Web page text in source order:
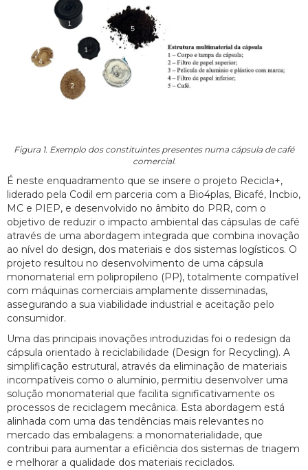
Figura 1. Exemplo dos constituintes presentes numa cápsula de café
comercial.
É neste enquadramento que se insere o projeto Recicla+,
liderado pela Codil em parceria com a Bio4plas, Bicafé, Incbio,
MC e PIEP, e desenvolvido no âmbito do PRR, com o
objetivo de reduzir o impacto ambiental das cápsulas de café
através de uma abordagem integrada que combina inovação
ao nível do design, dos materiais e dos sistemas logísticos. O
projeto resultou no desenvolvimento de uma cápsula
monomaterial em polipropileno (PP), totalmente compatível
com máquinas comerciais amplamente disseminadas,
assegurando a sua viabilidade industrial e aceitação pelo
consumidor.
Uma das principais inovações introduzidas foi o redesign da
cápsula orientado à reciclabilidade (Design for Recycling). A
simplificação estrutural, através da eliminação de materiais
incompatíveis como o alumínio, permitiu desenvolver uma
solução monomaterial que facilita significativamente os
processos de reciclagem mecânica. Esta abordagem está
alinhada com uma das tendências mais relevantes no
mercado das embalagens: a monomaterialidade, que
contribui para aumentar a eficiência dos sistemas de triagem
e melhorar a qualidade dos materiais reciclados.